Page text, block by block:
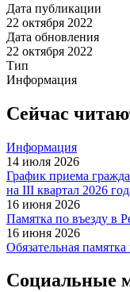
Дата публикации
22 октября 2022
Дата обновления
22 октября 2022
Тип
Информация
Сейчас
Информация
14 июля 2026
График приема
на IІІ квартал 2026
16 июня 2026
Памятка по въезду в
16 июня 2026
Обязательная
Социальные